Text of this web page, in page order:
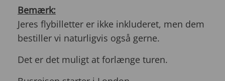
Bemærk:
Jeres flybilletter er ikke inkluderet, men dem
bestiller vi naturligvis også gerne.
Det er det muligt at forlænge turen.